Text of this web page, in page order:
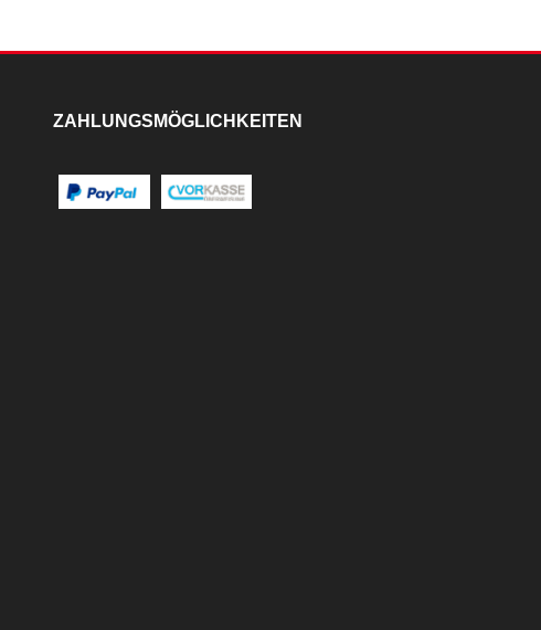
ZAHLUNGSMÖGLICHKEITEN